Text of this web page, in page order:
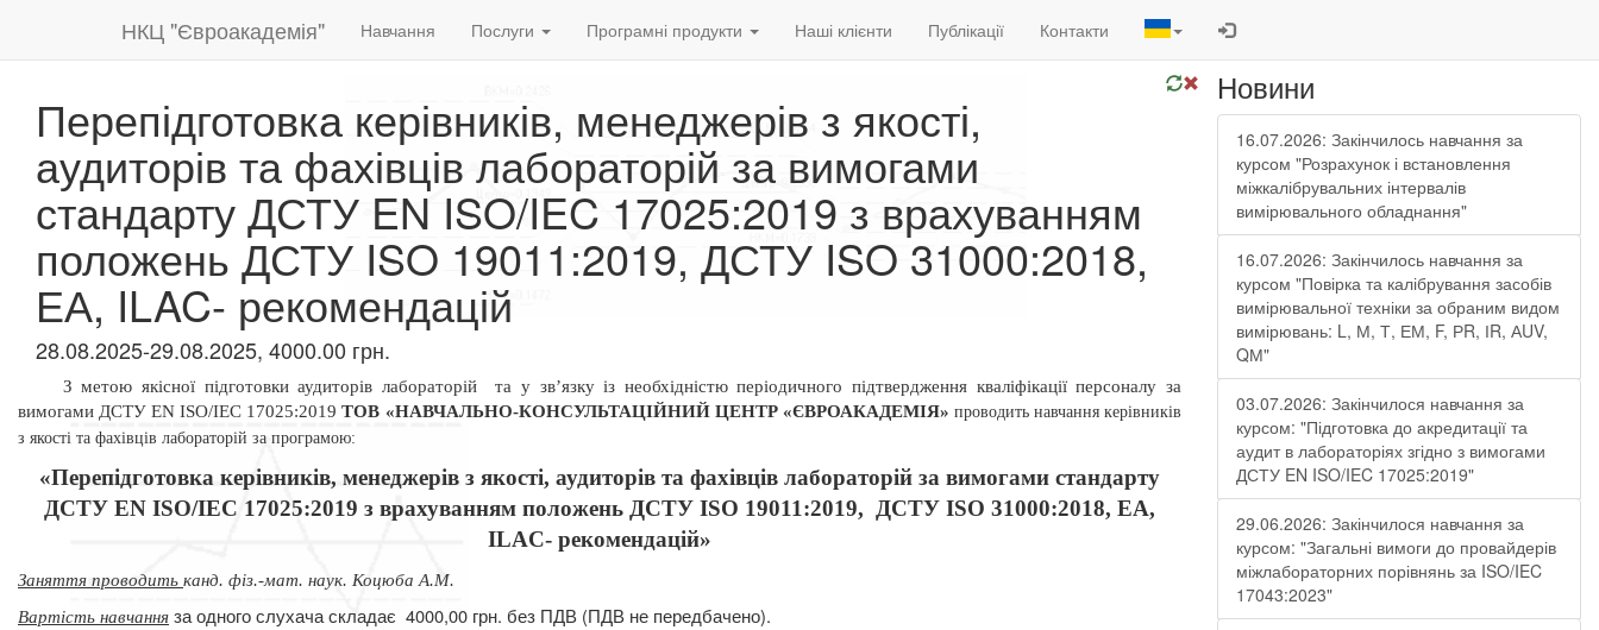
НКЦ "Євроакадемія" Навчання Послуги Програмні продукти Наші клієнти Публікації Контакти
Перепідготовка керівників, менеджерів з якості,
аудиторів та фахівців лабораторій за вимогами
стандарту ДСТУ EN ISO/IEC 17025:2019 з врахуванням
положень ДСТУ ISO 19011:2019, ДСТУ ISO 31000:2018,
ЕА, ILAC- рекомендацій
28.08.2025-29.08.2025, 4000.00 грн.
З метою якісної підготовки аудиторів лабораторій
та у зв’язку із необхідністю періодичного підтвердження кваліфікації персоналу за
вимогами ДСТУEN ISO/IEC 17025:2019ТОВ «НАВЧАЛЬНО-КОНСУЛЬТАЦІЙНИЙ ЦЕНТР «ЄВРОАКАДЕМІЯ» проводить навчання керівників
з якості та фахівців лабораторій за програмою:
«Перепідготовка керівників, менеджерів з якості, аудиторів та фахівців лабораторій за вимогами стандарту
ДСТУ EN ISO/IEC 17025:2019 з врахуванням положень ДСТУ ISO 19011:2019,
ДСТУ ISO 31000:2018, ЕА,
ILAC- рекомендацій»
Заняття проводить канд. фіз.-мат. наук. Коцюба А.М.
Вартість навчання за одного слухача складає 4000,00 грн. без ПДВ (ПДВ не передбачено).
Новини
16.07.2026: Закінчилось навчання за
курсом "Розрахунок і встановлення
міжкалібрувальних інтервалів
вимірювального обладнання"
16.07.2026: Закінчилось навчання за
курсом "Повірка та калібрування засобів
вимірювальної техніки за обраним видом
вимірювань: L, М, Т, ЕМ, F, РR, ІR, АUV,
QМ"
03.07.2026: Закінчилося навчання за
курсом: "Підготовка до акредитації та
аудит в лабораторіях згідно з вимогами
ДСТУ EN ISO/IEC 17025:2019"
29.06.2026: Закінчилося навчання за
курсом: "Загальні вимоги до провайдерів
міжлабораторних порівнянь за ISO/IEC
17043:2023"